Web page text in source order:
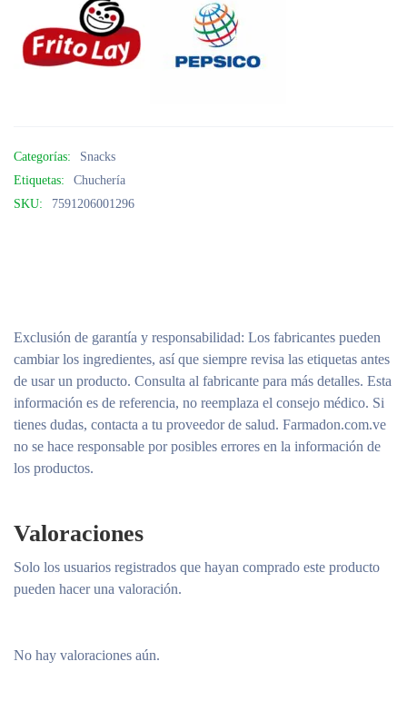
Categorías:
Snacks
Etiquetas:
Chuchería
SKU:
7591206001296
Exclusión de garantía y responsabilidad: Los fabricantes pueden
cambiar los ingredientes, así que siempre revisa las etiquetas antes
de usar un producto. Consulta al fabricante para más detalles. Esta
información es de referencia, no reemplaza el consejo médico. Si
tienes dudas, contacta a tu proveedor de salud. Farmadon.com.ve
no se hace responsable por posibles errores en la información de
los productos.
Valoraciones
No hay valoraciones aún.
Solo los usuarios registrados que hayan comprado este producto
pueden hacer una valoración.